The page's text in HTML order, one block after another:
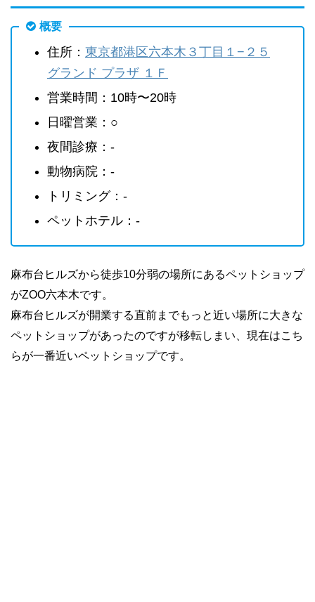
概要
住所： 東京都港区六本木３丁目１−２５
グランド プラザ １Ｆ
営業時間：10時〜20時
日曜営業：○
夜間診療：-
動物病院：-
トリミング：-
ペットホテル：-
麻布台ヒルズから徒歩10分弱の場所にあるペットショップ
がZOO六本木です。
麻布台ヒルズが開業する直前までもっと近い場所に大きな
ペットショップがあったのですが移転しまい、現在はこち
らが一番近いペットショップです。